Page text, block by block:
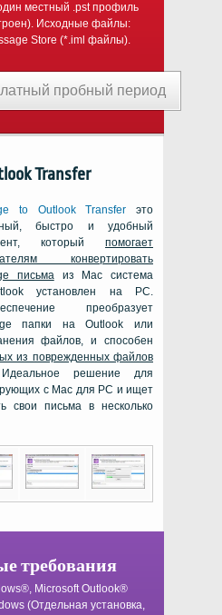
местный .pstпрофиль
Исходные файлы:
Store (*.iml файлы).
пробный период
Transfer
to Outlook Transfer это
быстро и удобный
который помогает
конвертировать
письмаиз Mac система
установлен на PC.
преобразует
папки наOutlook или
файлов, и способен
из поврежденных файлов
решение для
с Mac для PC и ищет
свои письма в несколько
требования
Microsoft Outlook®
(Отдельная установка,